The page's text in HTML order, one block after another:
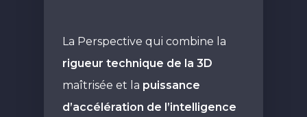
La Perspective qui combine la
rigueur technique de la 3D
maîtrisée et la puissance
d’accélération de l’intelligence